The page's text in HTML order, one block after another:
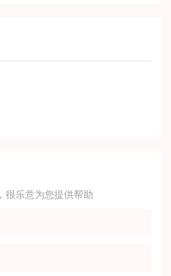
很乐意为您提供帮助